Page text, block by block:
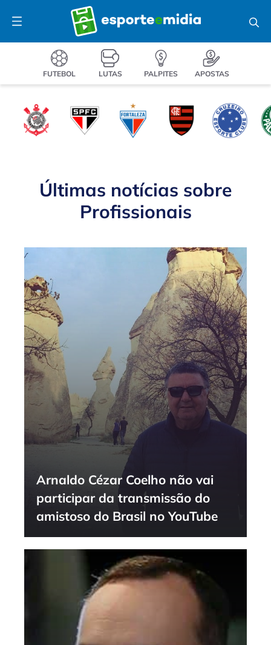
para
o
Menu
FUTEBOL LUTAS PALPITES APOSTAS
Últimas notícias sobre
Profissionais
Arnaldo Cézar Coelho não vai
participar da transmissão do
amistoso do Brasil no YouTube